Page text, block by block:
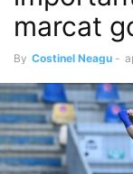
marcat
By Costinel Neagu -